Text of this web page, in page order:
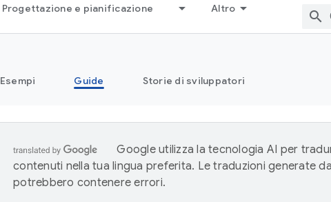
Progettazione e pianificazione Altro
Esempi Guide Storie di sviluppatori
Google utilizza la tecnologia AI per
contenuti nella tua lingua preferita. Le traduzioni generate
potrebbero contenere errori.